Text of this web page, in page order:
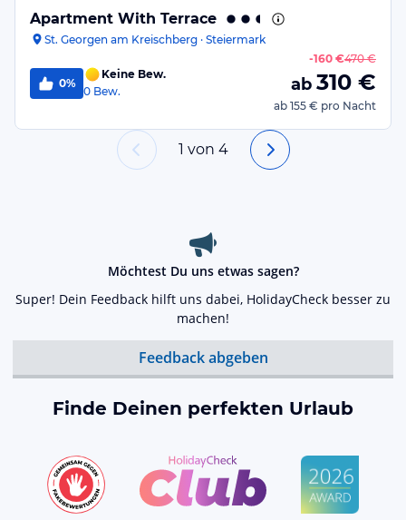
Apartment With Terrace
St. Georgen am Kreischberg · Steiermark
0%
Keine Bew.
0 Bew.
-160 €470 €
ab 310 €
ab 155 € pro Nacht
1 von 4
Möchtest Du uns etwas sagen?
Super! Dein Feedback hilft uns dabei, HolidayCheck besser zu
machen!
Feedback abgeben
Finde Deinen perfekten Urlaub